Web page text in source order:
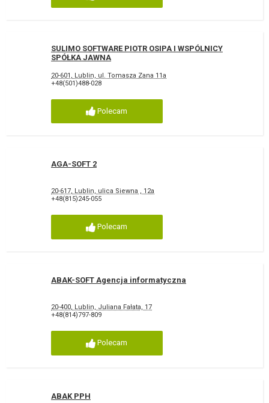
SULIMO SOFTWARE PIOTR OSIPA I WSPÓLNICY
SPÓŁKA JAWNA
20-601, Lublin, ul. Tomasza Zana 11a
+48(501)488-028
Polecam
AGA-SOFT 2
20-617, Lublin, ulica Siewna , 12a
+48(815)245-055
Polecam
ABAK-SOFT Agencja informatyczna
20-400, Lublin, Juliana Fałata, 17
+48(814)797-809
Polecam
ABAK PPH